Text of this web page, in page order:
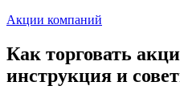
Акции компаний
Как торговать
инструкция и